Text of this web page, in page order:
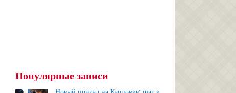
Популярные записи